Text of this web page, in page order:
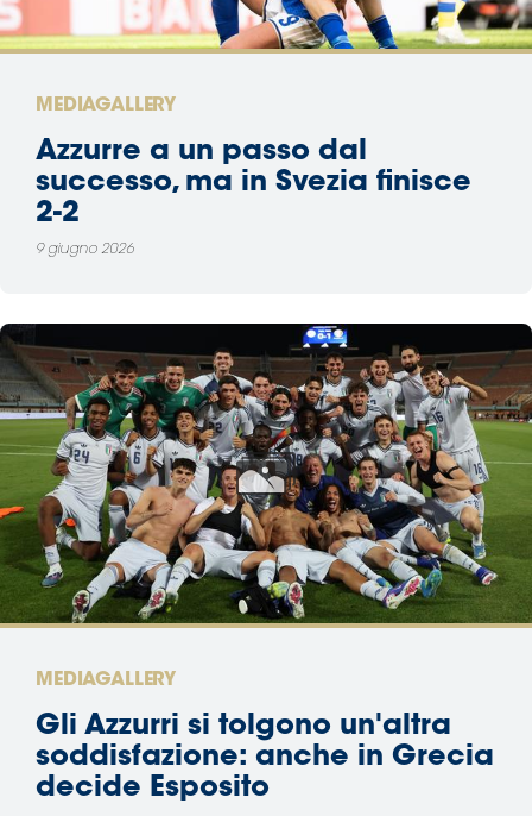
MEDIAGALLERY
Azzurre a un passo dal
successo, ma in Svezia finisce
2-2
9 giugno 2026
MEDIAGALLERY
Gli Azzurri si tolgono un'altra
soddisfazione: anche in Grecia
decide Esposito